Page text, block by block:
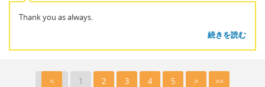
Thank you as always.
続きを読む
< 1 2 3 4 5 > >>